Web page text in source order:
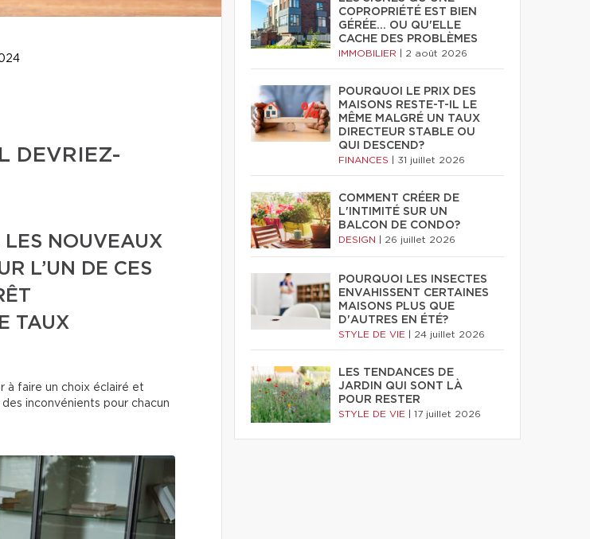
DEVRIEZ-
LES NOUVEAUX
L’UN DE CES
TAUX
à faire un choix éclairé et
inconvénients pour chacun
COPROPRIÉTÉ EST BIEN
GÉRÉE… OU QU'ELLE
CACHE DES PROBLÈMES
IMMOBILIER 2 août 2026
POURQUOI LE PRIX DES
MAISONS RESTE-T-IL LE
MÊME MALGRÉ UN TAUX
DIRECTEUR STABLE OU
QUI DESCEND?
FINANCES 31 juillet 2026
COMMENT CRÉER DE
L'INTIMITÉ SUR UN
BALCON DE CONDO?
DESIGN 26 juillet 2026
POURQUOI LES INSECTES
ENVAHISSENT CERTAINES
MAISONS PLUS QUE
D'AUTRES EN ÉTÉ?
STYLE DE VIE 24 juillet 2026
LES TENDANCES DE
JARDIN QUI SONT LÀ
POUR RESTER
STYLE DE VIE 17 juillet 2026